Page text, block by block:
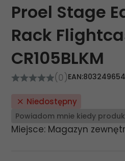
Proel Stage
Rack
CR105BLKM
(0)EAN:
Niedostępny
Powiadom mnie kiedy
Miejsce: Magazyn